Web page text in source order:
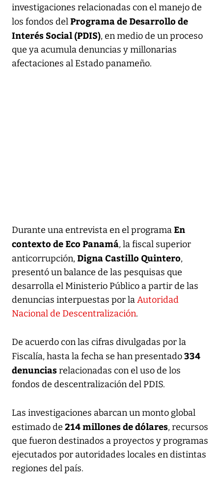
investigaciones relacionadas con el manejo de
los fondos delPrograma de Desarrollo de
Interés Social (PDIS), en medio de un proceso
que ya acumula denuncias y millonarias
afectaciones al Estado panameño.
Durante una entrevista en el programa En
contexto de Eco Panamá,la fiscal superior
anticorrupción, Digna Castillo Quintero,
presentó un balance de las pesquisas que
desarrolla el Ministerio Público a partir de las
denuncias interpuestas por laAutoridad
Nacional de Descentralización.
De acuerdo con las cifras divulgadas por la
Fiscalía, hasta la fecha se han presentado334
denunciasrelacionadas con el uso de los
fondos de descentralización del PDIS.
Las investigaciones abarcan un monto global
estimado de 214 millones de dólares, recursos
que fueron destinados a proyectos y programas
ejecutados por autoridades locales en distintas
regiones del país.